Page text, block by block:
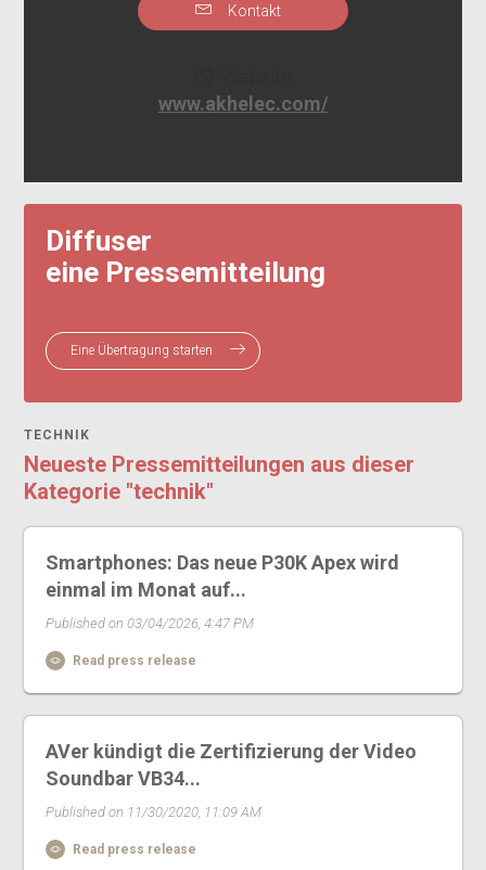
Kontakt
www.akhelec.com/
Diffuser
eine Pressemitteilung
Eine Übertragung starten
TECHNIK
Neueste Pressemitteilungen aus dieser
Kategorie "technik"
Smartphones: Das neue P30K Apex wird
einmal im Monat auf...
Published on 03/04/2026, 4:47 PM
Read press release
AVer kündigt die Zertifizierung der Video
Soundbar VB34...
Published on 11/30/2020, 11:09 AM
Read press release